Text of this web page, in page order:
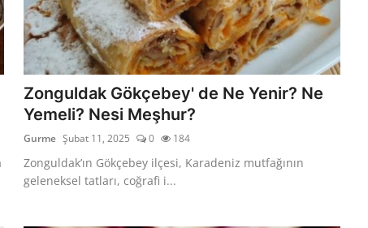
Zonguldak Gökçebey' de Ne Yenir? Ne
Yemeli? Nesi Meşhur?
Gurme Şubat 11, 2025 0 184
Zonguldak’ın Gökçebey ilçesi, Karadeniz mutfağının
geleneksel tatları, coğrafi i...